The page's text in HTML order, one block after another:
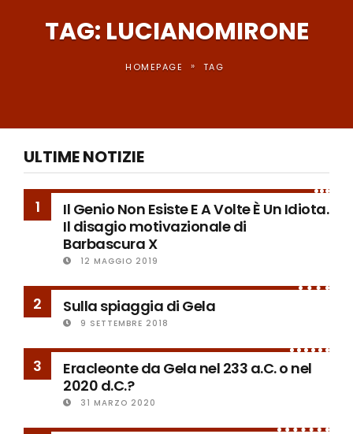
TAG: LUCIANOMIRONE
HOMEPAGE » TAG
ULTIME NOTIZIE
1
Il Genio Non Esiste E A Volte È Un Idiota.
Il disagio motivazionale di
Barbascura X
12 MAGGIO 2019
2 Sulla spiaggia di Gela
9 SETTEMBRE 2018
3
Eracleonte da Gela nel 233 a.C. o nel
2020 d.C.?
31 MARZO 2020